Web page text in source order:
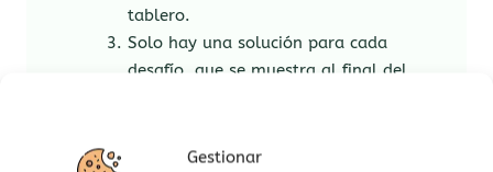
Gestionar
tablero.
Solo hay una solución para cada
desafío, que se muestra al final del
Contenido: